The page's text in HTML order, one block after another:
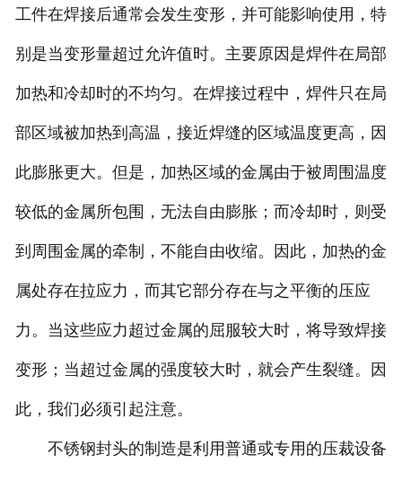
工件在焊接后通常会发生变形，并可能影响使用，特
别是当变形量超过允许值时。主要原因是焊件在局部
加热和冷却时的不均匀。在焊接过程中，焊件只在局
部区域被加热到高温，接近焊缝的区域温度更高，因
此膨胀更大。但是，加热区域的金属由于被周围温度
较低的金属所包围，无法自由膨胀；而冷却时，则受
到周围金属的牵制，不能自由收缩。因此，加热的金
属处存在拉应力，而其它部分存在与之平衡的压应
力。当这些应力超过金属的屈服较大时，将导致焊接
变形；当超过金属的强度较大时，就会产生裂缝。因
此，我们必须引起注意。
不锈钢封头的制造是利用普通或专用的压裁设备